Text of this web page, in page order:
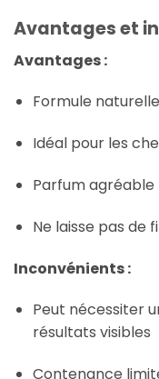
Avantages et
Avantages :
Formule
Idéal pour les
Parfum agréable
Ne laisse pas de
Inconvénients :
Peut nécessiter
résultats visibles
Contenance